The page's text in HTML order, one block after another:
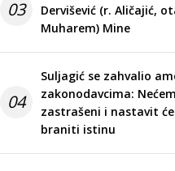
03
Dervišević (r. Aličajić,
Muharem) Mine
04
Suljagić se zahvalio
zakonodavcima:
zastrašeni i nastavit
braniti istinu